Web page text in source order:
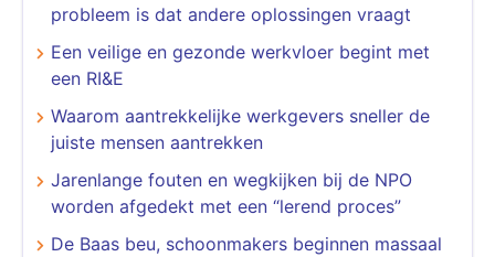
probleem is dat andere oplossingen vraagt
​​​​​​​Een veilige en gezonde werkvloer begint met
een RI&E
Waarom aantrekkelijke werkgevers sneller de
juiste mensen aantrekken
Jarenlange fouten en wegkijken bij de NPO
worden afgedekt met een “lerend proces”
De Baas beu, schoonmakers beginnen massaal